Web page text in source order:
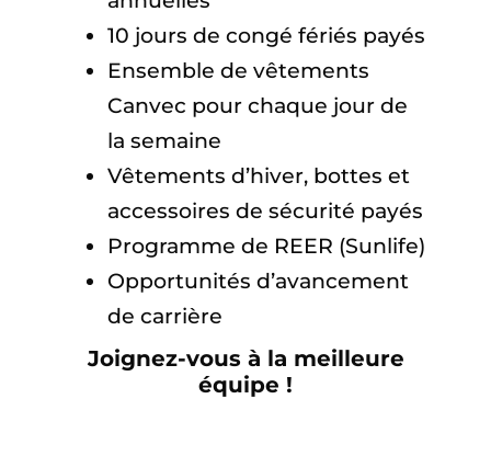
10 jours de congé fériés payés
Ensemble de vêtements
Canvec pour chaque jour de
la semaine
Vêtements d’hiver, bottes et
accessoires de sécurité payés
Programme de REER (Sunlife)
Opportunités d’avancement
de carrière
Joignez-vous à la meilleure
équipe !